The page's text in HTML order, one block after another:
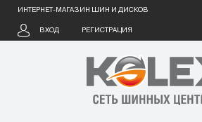
ИНТЕРНЕТ-МАГАЗИН ШИН И ДИСКОВ
ВХОД РЕГИСТРАЦИЯ